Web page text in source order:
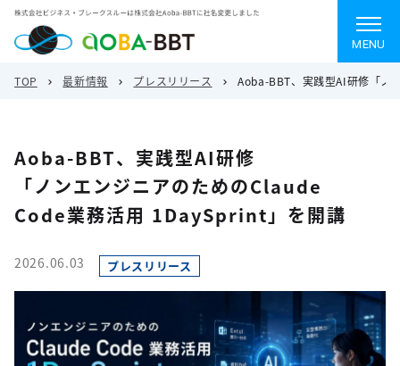
MENU
TOP 最新情報 プレスリリース Aoba-BBT、実践型AI研修「ノ
Aoba-BBT、実践型AI研修
「ノンエンジニアのためのClaude
Code業務活用 1DaySprint」を開講
2026.06.03 プレスリリース